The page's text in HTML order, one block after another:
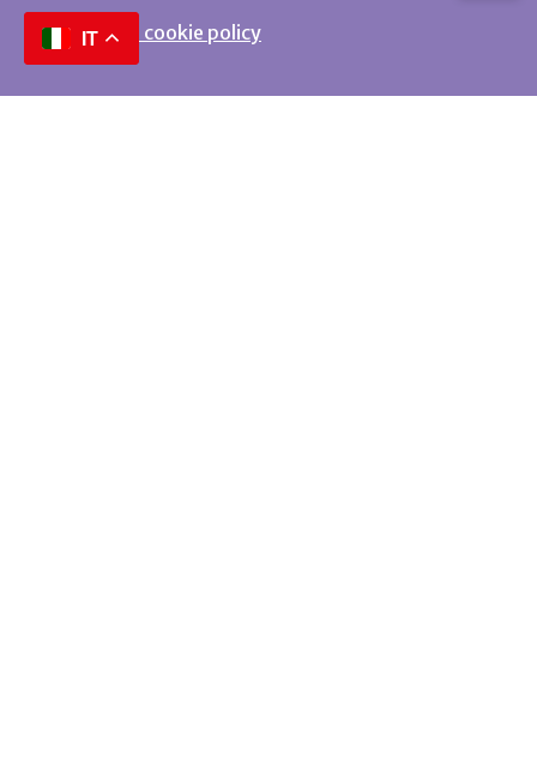
Privacy e cookie policy
IT